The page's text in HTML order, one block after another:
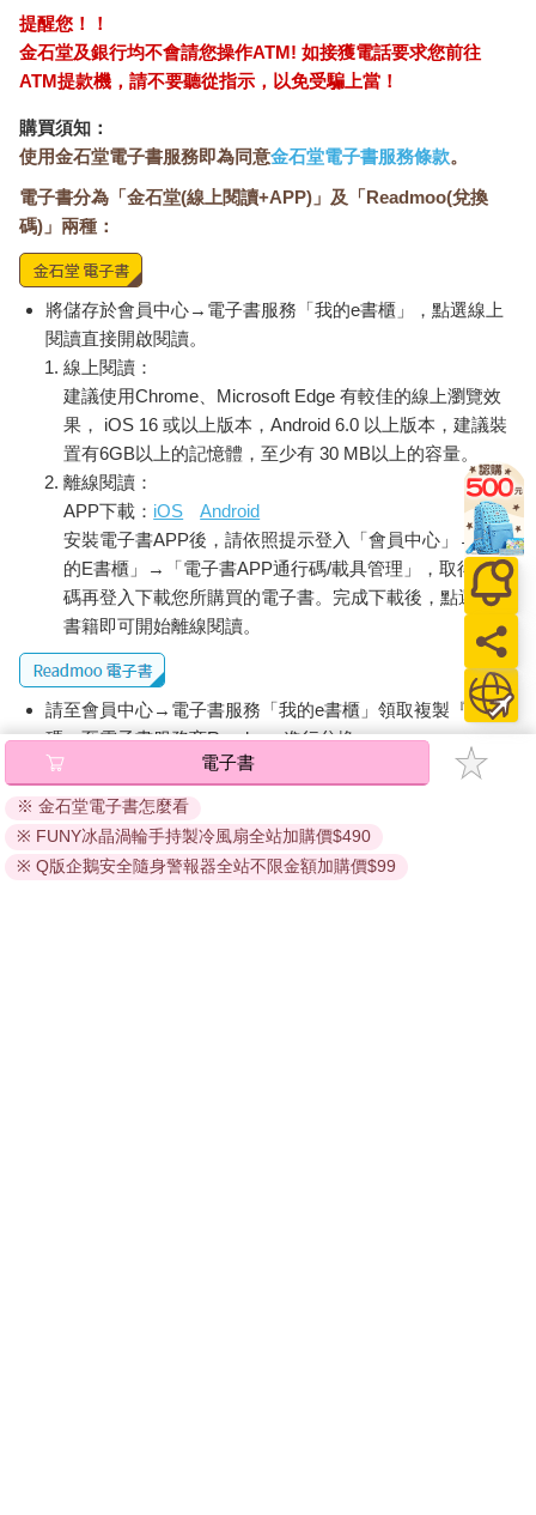
提醒您！！
金石堂及銀行均不會請您操作ATM! 如接獲電話要求您前往
ATM提款機，請不要聽從指示，以免受騙上當！
購買須知：
使用金石堂電子書服務即為同意金石堂電子書服務條款。
電子書分為「金石堂(線上閱讀+APP)」及「Readmoo(兌換
碼)」兩種：
將儲存於會員中心→電子書服務「我的e書櫃」，點選線上
閱讀直接開啟閱讀。
線上閱讀：
建議使用Chrome、Microsoft Edge 有較佳的線上瀏覽效
果， iOS 16 或以上版本，Android 6.0 以上版本，建議裝
置有6GB以上的記憶體，至少有 30 MB以上的容量。
離線閱讀：
APP下載： iOS
Android
安裝電子書APP後，請依照提示登入「會員中心」→「我
的E書櫃」→「電子書APP通行碼/載具管理」，取得通行
碼再登入下載您所購買的電子書。完成下載後，點選任一
書籍即可開始離線閱讀。
請至會員中心→電子書服務「我的e書櫃」領取複製『兌換
碼』至電子書服務商Readmoo進行兌換。
退換貨須知：
因版權保護，您在金石堂所購買的電子書僅能以金石堂專屬
的閱讀軟體開啟閱讀，無法以其他閱讀器或直接下載檔案。
依據「消費者保護法」第19條及行政院消費者保護處公告之
電子書
※ 金石堂電子書怎麼看
※ FUNY冰晶渦輪手持製冷風扇全站加購價$490
※ Q版企鵝安全隨身警報器全站不限金額加購價$99